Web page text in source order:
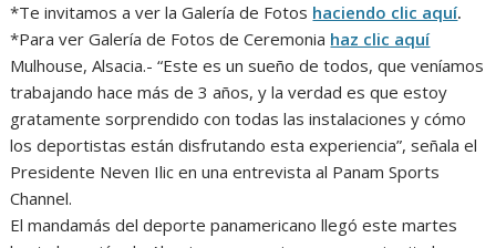
*Te invitamos a ver la Galería de Fotos haciendo clic aquí.
*Para ver Galería de Fotos de Ceremonia haz clic aquí
Mulhouse, Alsacia.- “Este es un sueño de todos, que veníamos
trabajando hace más de 3 años, y la verdad es que estoy
gratamente sorprendido con todas las instalaciones y cómo
los deportistas están disfrutando esta experiencia”, señala el
Presidente Neven Ilic en una entrevista al Panam Sports
Channel.
El mandamás del deporte panamericano llegó este martes